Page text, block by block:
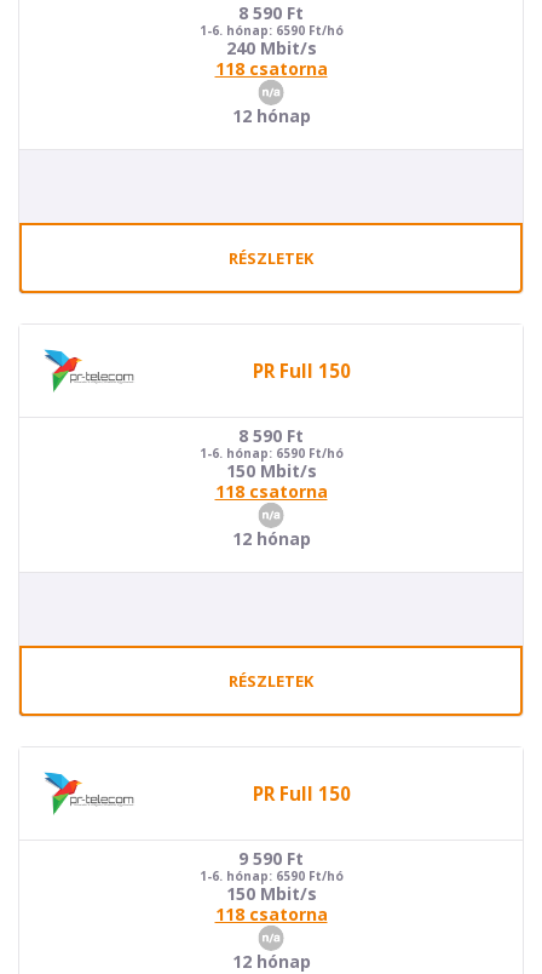
8 590 Ft
1-6. hónap: 6590 Ft/hó
240 Mbit/s
118 csatorna
12 hónap
RÉSZLETEK
PR Full 150
8 590 Ft
1-6. hónap: 6590 Ft/hó
150 Mbit/s
118 csatorna
12 hónap
RÉSZLETEK
PR Full 150
9 590 Ft
1-6. hónap: 6590 Ft/hó
150 Mbit/s
118 csatorna
12 hónap